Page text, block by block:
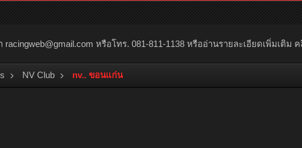
racingweb@gmail.com หรือโทร. 081-811-1138 หรืออ่านรายละเอียดเพิ่มเติม
NV Club nv.. ขอนแก่น